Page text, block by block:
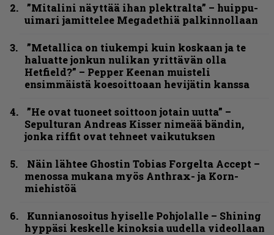
”Mitalini näyttää ihan plektralta” – huippu-
uimari jamittelee Megadethiä palkinnollaan
”Metallica on tiukempi kuin koskaan ja te
haluatte jonkun nulikan yrittävän olla
Hetfield?” – Pepper Keenan muisteli
ensimmäistä koesoittoaan hevijätin kanssa
”He ovat tuoneet soittoon jotain uutta” –
Sepulturan Andreas Kisser nimeää bändin,
jonka riffit ovat tehneet vaikutuksen
Näin lähtee Ghostin Tobias Forgelta Accept –
menossa mukana myös Anthrax- ja Korn-
miehistöä
Kunnianosoitus hyiselle Pohjolalle – Shining
hyppäsi keskelle kinoksia uudella videollaan